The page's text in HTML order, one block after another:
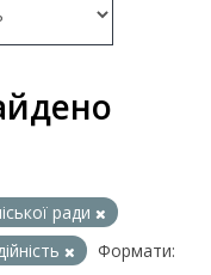
ради
Формати: